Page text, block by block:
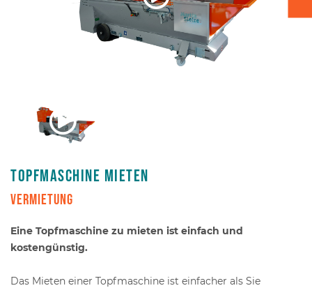
Topfmaschine mieten
Vermietung
Eine Topfmaschine zu mieten ist einfach und
kostengünstig.
Das Mieten einer Topfmaschine ist einfacher als Sie
Kartontransport